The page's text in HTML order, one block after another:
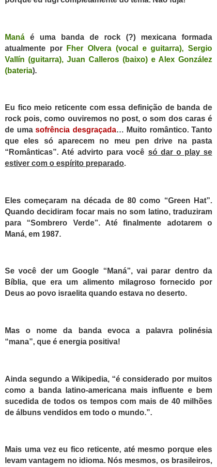
Maná é uma banda de rock (?) mexicana formada
atualmente por
Fher Olvera (vocal eguitarra),Sergio
Vallín (guitarra), Juan Calleros (baixo) e Alex González
(bateria).
Eu fico meio reticente com essa definição de banda de
rock pois, como ouviremos no post, o som dos caras é
de uma sofrência desgraçada… Muito romântico. Tanto
que eles só aparecem no meu pen drive na pasta
“Românticas”. Até advirto para você só dar o play se
estiver com o espírito preparado.
Eles começaram na década de 80 como “Green Hat”.
Quando decidiram focar mais no som latino, traduziram
para “Sombrero Verde”. Até finalmente adotarem o
Maná, em 1987.
Se você der um Google “Maná”, vai parar dentro da
Bíblia, que era um alimento milagroso fornecido por
Deus ao povo israelita quando estava no deserto.
Mas o nome da banda evoca a palavra polinésia
“mana”, que é energia positiva!
Ainda segundo a Wikipedia, “é considerado por muitos
como a banda latino-americana mais influente e bem
sucedida de todos os tempos com mais de 40 milhões
de álbuns vendidos em todo o mundo.”.
Mais uma vez eu fico reticente, até mesmo porque eles
levam vantagem no idioma. Nós mesmos, os brasileiros,